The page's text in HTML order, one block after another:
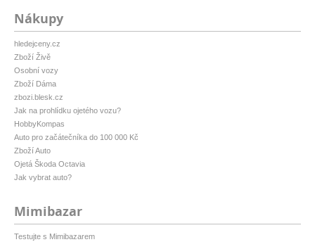
Nákupy
hledejceny.cz
Zboží Živě
Osobní vozy
Zboží Dáma
zbozi.blesk.cz
Jak na prohlídku ojetého vozu?
HobbyKompas
Auto pro začátečníka do 100 000 Kč
Zboží Auto
Ojetá Škoda Octavia
Jak vybrat auto?
Mimibazar
Testujte s Mimibazarem